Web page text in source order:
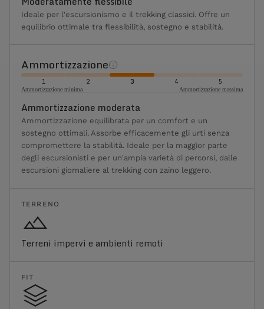
Ideale per l'escursionismo e il trekking classici. Offre un
equilibrio ottimale tra flessibilità, sostegno e stabilità.
Ammortizzazione
1 2 3 4 5
Ammortizzazione minima Ammortizzazione massima
Ammortizzazione moderata
Ammortizzazione equilibrata per un comfort e un
sostegno ottimali. Assorbe efficacemente gli urti senza
compromettere la stabilità. Ideale per la maggior parte
degli escursionisti e per un'ampia varietà di percorsi, dalle
escursioni giornaliere al trekking con zaino leggero.
TERRENO
Terreni impervi e ambienti remoti
FIT